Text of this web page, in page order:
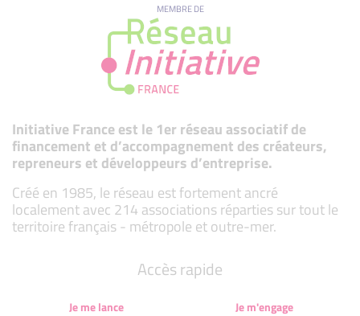
MEMBRE DE
Initiative France est le 1er réseau associatif de
financement et d’accompagnement des créateurs,
repreneurs et développeurs d’entreprise.
Créé en 1985, le réseau est fortement ancré
localement avec 214 associations réparties sur tout le
territoire français - métropole et outre-mer.
Accès rapide
Je me lance
Je m'engage